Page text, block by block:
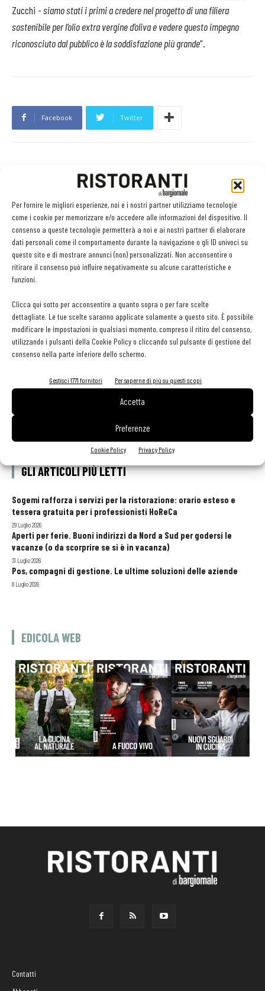
Per fornire le migliori esperienze, noi e i nostri partner utilizziamo tecnologie
come i cookie per memorizzare e/o accedere alle informazioni del dispositivo. Il
consenso a queste tecnologie permetterà a noi e ai nostri partner di elaborare
dati personali come il comportamento durante la navigazione o gli ID univoci su
questo sito e di mostrare annunci (non) personalizzati. Non acconsentire o
ritirare il consenso può influire negativamente su alcune caratteristiche e
funzioni.
Clicca qui sotto per acconsentire a quanto sopra o per fare scelte
dettagliate. Le tue scelte saranno applicate solamente a questo sito. È possibile
modificare le impostazioni in qualsiasi momento, compreso il ritiro del consenso,
utilizzando i pulsanti della Cookie Policy o cliccando sul pulsante di gestione del
consenso nella parte inferiore dello schermo.
Gestisci 1771 fornitori Per saperne di più su questi scopi
Accetta
Preferenze
Cookie Policy Privacy Policy
Zucchi -siamo stati i primi a credere nel progetto di una filiera
sostenibile per l’olio extra vergine d’oliva e vedere questo impegno
riconosciuto dal pubblico è la soddisfazione più grande”.
Facebook Twitter
LEGGI ANCHE
Olio: controlli e analisi strategici per qualità,
sicurezza e competitività della filiera
Primiziexpress: frutta e verdura a portata di chef
contenuto sponsorizzato
MOWI amplia la gamma Food Service con nuovi
panati surgelati a base di salmone MOWI
PROFESSIONAL
GLI ARTICOLI PIÙ LETTI
Sogemi rafforza i servizi per la ristorazione: orario esteso e
tessera gratuita per i professionisti HoReCa
29 Luglio 2026
Aperti per ferie. Buoni indirizzi da Nord a Sud per godersi le
vacanze (o da scorprire se si è in vacanza)
31 Luglio 2026
Pos, compagni di gestione. Le ultime soluzioni delle aziende
8 Luglio 2026
EDICOLA WEB
Contatti